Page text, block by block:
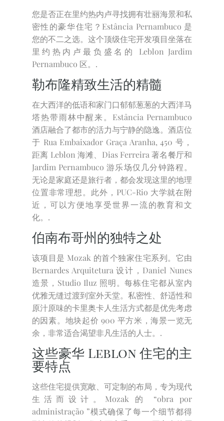
您是否正在里约热内卢寻找拥有壮丽海景和私
密性的豪华住宅？Estância Pernambuco 是
您的不二之选。这个顶级住宅开发项目坐落在
里约热内卢最负盛名的 Leblon Jardim
Pernambuco 区。.
勒布隆精致生活的精髓
在大西洋的低语和家门口郁郁葱葱的大西洋马
塔热带雨林中醒来。Estância Pernambuco
酒店融合了都市的活力与宁静的隐逸。酒店位
于 Rua Embaixador Graça Aranha, 450 号，
距离 Leblon 海滩、Dias Ferreira 著名餐厅和
Jardim Pernambuco 游乐场仅几分钟路程。
无论是家庭还是旅行者，都会发现这里的地理
位置非常理想。此外，PUC-Rio 大学就在附
近，可以方便地享受世界一流的教育和文
化。.
伯南布哥州的独特之处
该项目是 Mozak 的首个独家住宅系列。它由
Bernardes Arquitetura 设计，Daniel Nunes
造景，Studio Iluz 照明。每栋住宅都从室内
优雅无缝过渡到室外天堂。私密性、舒适性和
原汁原味的卡里奥卡人生活方式都是优先考虑
的因素。地块起价 900 平方米，海景一览无
余，非常适合渴望非凡生活的人士。.
这些豪华 Leblon 住宅的主
要特点
这些住宅提供宽敞、可定制的布局，专为现代
生活而设计。Mozak 的 “obra por
administração ”模式确保了每一个细节都得